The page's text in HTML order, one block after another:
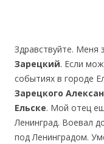
Здравствуйте. Меня
Зарецкий. Если
событиях в городе
Зарецкого
Ельске. Мой отец
Ленинград. Воевал
под Ленинградом.